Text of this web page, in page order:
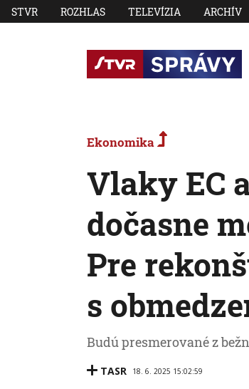
STVR ROZHLAS TELEVÍZIA ARCHÍV
Ekonomika
Vlaky EC
dočasne
Pre
s
Budú presmerované z
TASR 18. 6. 2025 15:02:59